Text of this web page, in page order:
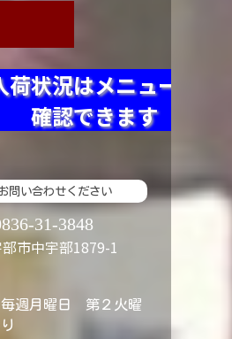
荷状況はメニューブ
できま
問い合わせください
31-3848
市中宇部1879-1
月曜日 第２火曜